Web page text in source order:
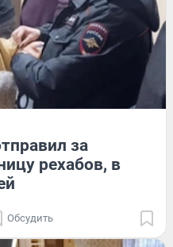
за
рехабов, в
Обсудить